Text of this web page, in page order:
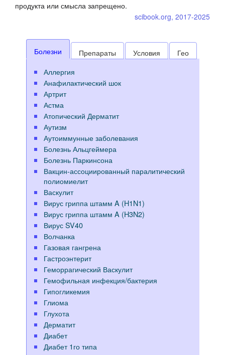
продукта или смысла запрещено.
scibook.org, 2017-2025
Болезни Препараты Условия
Гео
Аллергия
Анафилактический шок
Артрит
Астма
Атопический Дерматит
Аутизм
Аутоиммунные заболевания
Болезнь Альцгеймера
Болезнь Паркинсона
Вакцин-ассоциированный паралитический
полиомиелит
Васкулит
Вирус гриппа штамм A (H1N1)
Вирус гриппа штамм A (H3N2)
Вирус SV40
Волчанка
Газовая гангрена
Гастроэнтерит
Геморрагический Васкулит
Гемофильная инфекция/бактерия
Гипогликемия
Глиома
Глухота
Дерматит
Диабет
Диабет 1го типа